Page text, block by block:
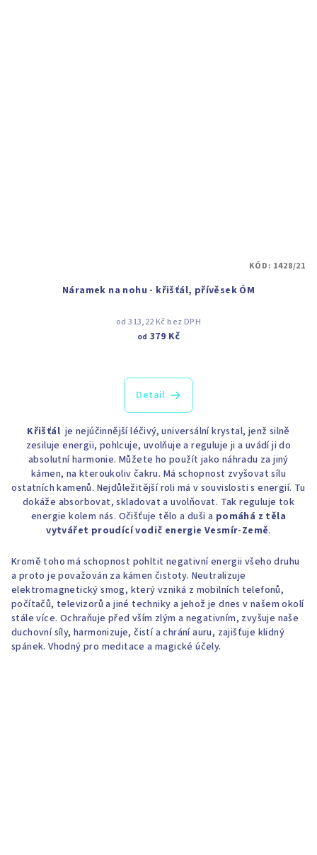
Náramek na nohu - křišťál, přívěsek ÓM
od 313,22 Kč bez DPH
od 379 Kč
Detail
Křišťál je nejúčinnější léčivý, universální krystal, jenž silně
zesiluje energii, pohlcuje, uvolňuje a reguluje ji a uvádí ji do
absolutní harmonie. Můžete ho použít jako náhradu za jiný
kámen, na kteroukoliv čakru. Má schopnost zvyšovat sílu
ostatních kamenů. Nejdůležitější roli má v souvislosti s energií. Tu
dokáže absorbovat, skladovat a uvolňovat. Tak reguluje tok
energie kolem nás. Očišťuje tělo a duši a pomáhá z těla
vytvářet proudící vodič energie Vesmír-Země.
Kromě toho má schopnost pohltit negativní energii všeho druhu
a proto je považován za kámen čistoty. Neutralizuje
elektromagnetický smog, který vzniká z mobilních telefonů,
počítačů, televizorů a jiné techniky a jehož je dnes v našem okolí
stále více. Ochraňuje před vším zlým a negativním, zvyšuje naše
duchovní síly, harmonizuje, čistí a chrání auru, zajišťuje klidný
spánek. Vhodný pro meditace a magické účely.
KÓD: 1428/21